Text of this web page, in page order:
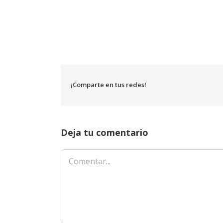
¡Comparte en tus redes!
Deja tu comentario
Comentar